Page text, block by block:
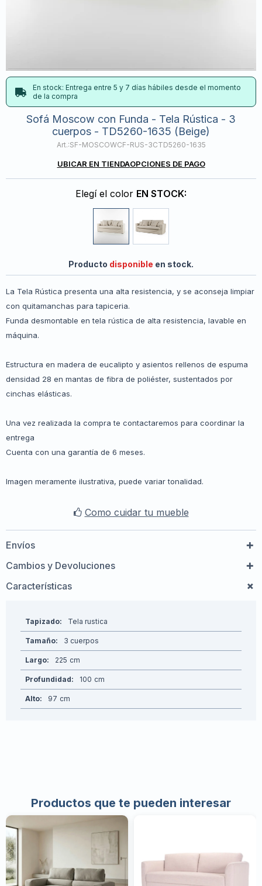
En stock: Entrega entre 5 y 7 días hábiles desde el momento
de la compra
Sofá Moscow con Funda - Tela Rústica - 3
cuerpos - TD5260-1635 (Beige)
SF-MOSCOWCF-RUS-3CTD5260-1635
UBICAR EN TIENDAOPCIONES DE PAGO
Elegí el color EN STOCK:
Producto disponible en stock.
La Tela Rústica presenta una alta resistencia, y se aconseja limpiar
con quitamanchas para tapiceria.
Funda desmontable en tela rústica de alta resistencia, lavable en
máquina.
Estructura en madera de eucalipto y asientos rellenos de espuma
densidad 28 en mantas de fibra de poliéster, sustentados por
cinchas elásticas.
Una vez realizada la compra te contactaremos para coordinar la
entrega
Cuenta con una garantía de 6 meses.
Imagen meramente ilustrativa, puede variar tonalidad.
Como cuidar tu mueble
Envíos
Cambios y Devoluciones
Características
Tapizado Tela rustica
Tamaño 3 cuerpos
Largo 225
Profundidad 100
Alto 97
Productos que te pueden interesar